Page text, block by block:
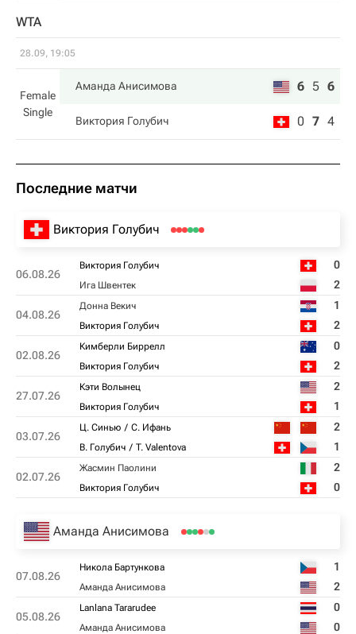
WTA
28.09, 19:05
Female
Single
Аманда Анисимова 6 5 6
Виктория Голубич 0 7 4
Последние матчи
Виктория Голубич
06.08.26
Виктория Голубич 0
Ига Швентек 2
04.08.26
Донна Векич 1
Виктория Голубич 2
02.08.26
Кимберли Биррелл 0
Виктория Голубич 2
27.07.26
Кэти Волынец 2
Виктория Голубич 1
03.07.26
Ц. Синью С. Ифань 2
В. Голубич T. Valentova 1
02.07.26
Жасмин Паолини 2
Виктория Голубич 0
Аманда Анисимова
07.08.26
Никола Бартункова 1
Аманда Анисимова 2
05.08.26
Lanlana Tararudee 0
Аманда Анисимова 0